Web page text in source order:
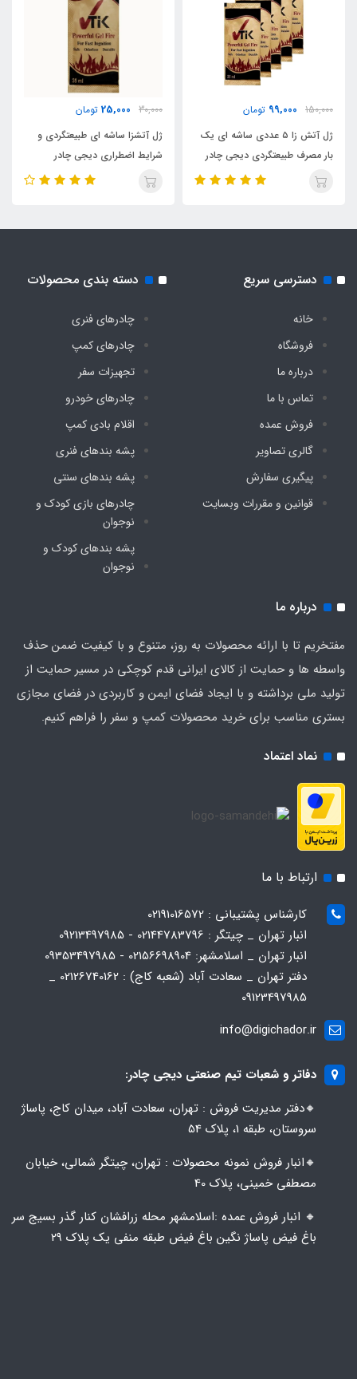
150,000
99,000 تومان
ژل آتش زا ۵ عددی ساشه ای یک
بار مصرف طبیعتگردی دیجی چادر
30,000
25,000 تومان
ژل آتشزا ساشه ای طبیعتگردی و
شرایط اضطراری دیجی چادر
نماد اعتماد
دسترسی سریع
خانه
فروشگاه
درباره ما
تماس با ما
فروش عمده
گالری تصاویر
پیگیری سفارش
قوانین و مقررات وبسایت
دسته بندی محصولات
چادرهای فنری
چادرهای کمپ
تجهیزات سفر
چادرهای خودرو
اقلام بادی کمپ
پشه‌ بندهای فنری
پشه‌ بندهای سنتی
چادرهای بازی کودک و
نوجوان
پشه‌ بندهای کودک و
نوجوان
درباره ما
مفتخریم تا با ارائه محصولات به روز، متنوع و با کیفیت ضمن حذف
واسطه ها و حمایت از کالای ایرانی قدم کوچکی در مسیر حمایت از
تولید ملی برداشته و با ایجاد فضای ایمن و کاربردی در فضای مجازی
بستری مناسب برای خرید محصولات کمپ و سفر را فراهم کنیم.
ارتباط با ما
کارشناس پشتیبانی : 02191016572
انبار تهران _ چیتگر : 02144783796 - 09213497985
انبار تهران _ اسلامشهر: 02156698904 - 09353497985
دفتر تهران _ سعادت آباد (شعبه کاج) : 02126740162 _
09123497985
info@digichador.ir
دفاتر و شعبات تیم صنعتی دیجی چادر:
🔸️​​دفتر مدیریت فروش : تهران، سعادت آباد، میدان کاج، پاساژ
سروستان، طبقه 1، پلاک 54
🔸️​​انبار فروش نمونه محصولات : تهران، چیتگر شمالی، خیابان
مصطفی خمینی، پلاک 40
🔸️ انبار فروش عمده :اسلامشهر محله زرافشان کنار گذر بسیج سر
باغ فیض پاساژ نگین باغ فیض طبقه منفی یک پلاک ۲۹